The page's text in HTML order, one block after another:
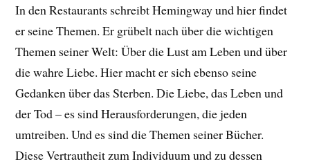
In den Restaurants schreibt Hemingway und hier findet
er seine Themen. Er grübelt nach über die wichtigen
Themen seiner Welt: Über die Lust am Leben und über
die wahre Liebe. Hier macht er sich ebenso seine
Gedanken über das Sterben. Die Liebe, das Leben und
der Tod – es sind Herausforderungen, die jeden
umtreiben. Und es sind die Themen seiner Bücher.
Diese Vertrautheit zum Individuum und zu dessen